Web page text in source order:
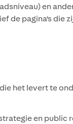
en
de pagina's die
het levert te
en public